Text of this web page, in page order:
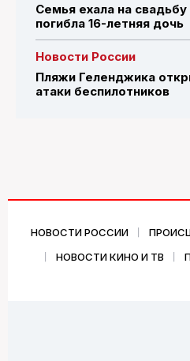
Семья ехала на
погибла 16-летняя дочь
Новости России
Пляжи Геленджика
атаки беспилотников
НОВОСТИ РОССИИ
НОВОСТИ КИНО И ТВ